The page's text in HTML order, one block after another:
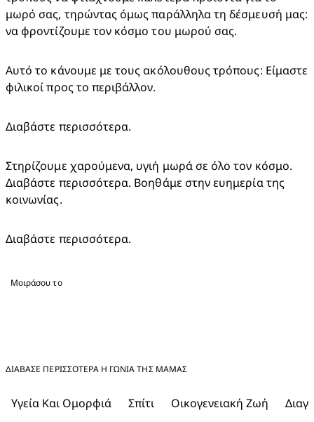
μωρό σας, τηρώντας όμως παράλληλα τη δέσμευσή μας:
να φροντίζουμε τον κόσμο του μωρού σας.
Αυτό το κάνουμε με τους ακόλουθους τρόπους: Είμαστε
φιλικοί προς το περιβάλλον.
Διαβάστε περισσότερα.
Στηρίζουμε χαρούμενα, υγιή μωρά σε όλο τον κόσμο.
Διαβάστε περισσότερα. Βοηθάμε στην ευημερία της
κοινωνίας.
Διαβάστε περισσότερα.
Μοιράσου το
ΔΙΑΒΑΣΕ ΠΕΡΙΣΣΟΤΕΡΑ Η ΓΩΝΊΑ ΤΗΣ ΜΑΜΆΣ
Υγεία Και Ομορφιά Σπίτι Οικογενειακή Ζωή